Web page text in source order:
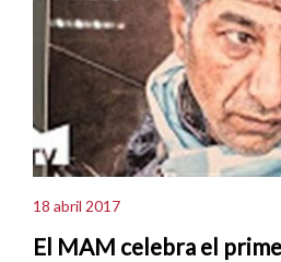
18 abril 2017
El MAM celebra el